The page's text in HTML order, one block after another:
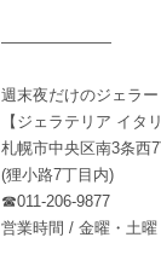
———————
週末夜だけのジェラ
【ジェラテリア イタ
札幌市中央区南3条西
(狸小路7丁目内)
☎︎011-206-9877
営業時間 / 金曜・土